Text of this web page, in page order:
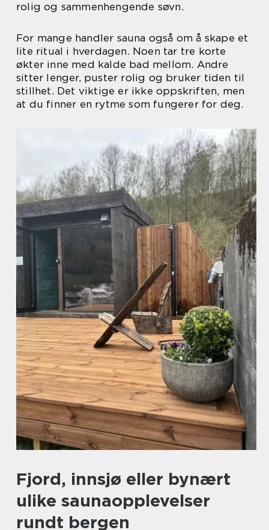
rolig og sammenhengende søvn.
For mange handler sauna også om å skape et
lite ritual i hverdagen. Noen tar tre korte
økter inne med kalde bad mellom. Andre
sitter lenger, puster rolig og bruker tiden til
stillhet. Det viktige er ikke oppskriften, men
at du finner en rytme som fungerer for deg.
Fjord, innsjø eller bynært
ulike saunaopplevelser
rundt bergen